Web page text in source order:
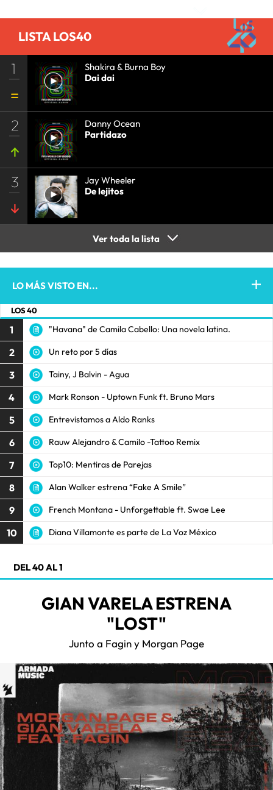
LISTA LOS40
1
Shakira & Burna Boy
Dai dai
2
Danny Ocean
Partidazo
3
Jay Wheeler
De lejitos
Ver toda la lista
LO MÁS VISTO EN...
LOS 40
1 "Havana" de Camila Cabello: Una novela latina.
2 Un reto por 5 días
3 Tainy, J Balvin - Agua
4 Mark Ronson - Uptown Funk ft. Bruno Mars
5 Entrevistamos a Aldo Ranks
6 Rauw Alejandro & Camilo -Tattoo Remix
7 Top10: Mentiras de Parejas
8 Alan Walker estrena “Fake A Smile”
9 French Montana - Unforgettable ft. Swae Lee
10 Diana Villamonte es parte de La Voz México
DEL 40 AL 1
GIAN VARELA ESTRENA
"LOST"
Junto a Fagin y Morgan Page